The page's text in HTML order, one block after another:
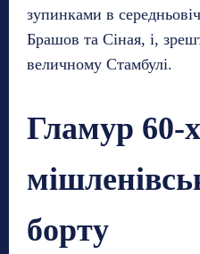
зупинками в
Брашов та Сіная, і,
величному Стамбулі.
Гламур 60-
борту